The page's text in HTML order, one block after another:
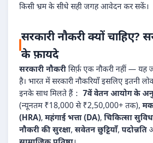
किसी भ्रम के सीधे सही जगह आवेदन कर सकें।
सरकारी नौकरी क्यों चाहिए?
के फ़ायदे
सरकारी नौकरीसिर्फ़ एक नौकरी नहीं — यह
है। भारत में सरकारी नौकरियाँ इसलिए इतनी
इनके साथ मिलते हैं： 7वें वेतन आयोग के
(न्यूनतम ₹18,000 से ₹2,50,000+ तक),
(HRA), महंगाई भत्ता (DA), चिकित्सा
नौकरी की सुरक्षा, सवेतन छुट्टियाँ, पदोन्नति